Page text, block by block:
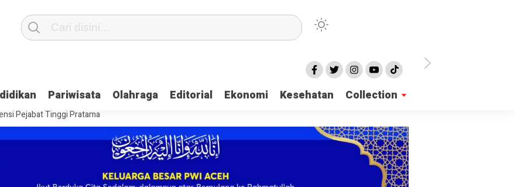
Pariwisata Olahraga Editorial Ekonomi Kesehatan Collection
Gaji
Ulama dan Pj Bupati Aceh Jaya Bahas Penguatan Kemandirian Dayah
Ini Kasusnya
Saat Proses Sortir, Panwaslih Aceh Jaya Temukan 137 Surat Suara Rusak
Pejabat Tinggi Pratama